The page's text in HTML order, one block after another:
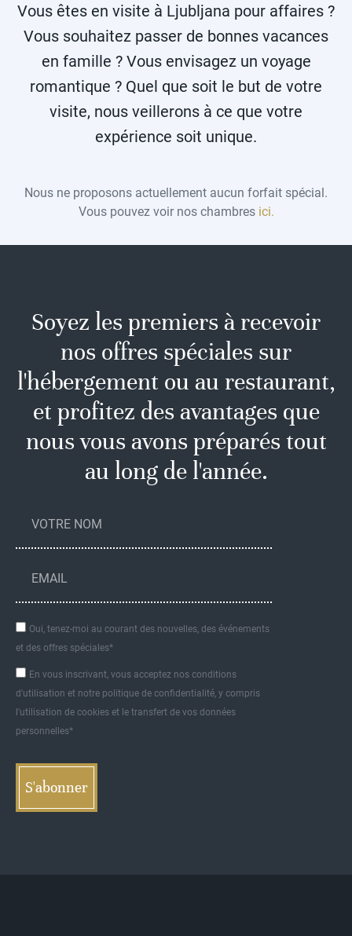
Vous êtes en visite à Ljubljana pour affaires ?
Vous souhaitez passer de bonnes vacances
en famille ? Vous envisagez un voyage
romantique ? Quel que soit le but de votre
visite, nous veillerons à ce que votre
expérience soit unique.
Nous ne proposons actuellement aucun forfait spécial.
Vous pouvez voir nos chambres ici.
Soyez les premiers à recevoir
nos offres spéciales sur
l'hébergement ou au restaurant,
et profitez des avantages que
nous vous avons préparés tout
au long de l'année.
Oui, tenez-moi au courant des nouvelles, des événements
et des offres spéciales*
En vous inscrivant, vous acceptez nos conditions
d'utilisation et notre politique de confidentialité, y compris
l'utilisation de cookies et le transfert de vos données
personnelles*
S'abonner